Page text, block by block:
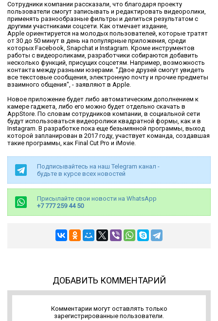
Сотрудники компании рассказали, что благодаря проекту
пользователи смогут записывать и редактировать видеоролики,
применять разнообразные фильтры и делиться результатом с
другими участниками соцсети. Как отмечает издание,
Apple ориентируется на молодых пользователей, которые тратят
от 30 до 50 минут в день на популярные приложения, среди
которых Facebook, Snapchat и Instagram. Кроме инструментов
работы с видеороликами, разработчики собираются добавить
несколько функций, присущих соцсетям. Например, возможность
контакта между разными юзерами. "Двое друзей смогут увидеть
все текстовые сообщения, электронную почту и прочие предметы
взаимного общения", - заявляют в Apple.
Новое приложение будет либо автоматическим дополнением к
камере гаджета, либо его можно будет отдельно скачать в
AppStore. По словам сотрудников компании, в социальной сети
будут использоваться видеоролики квадратной формы, как и в
Instagram. В разработке пока еще безымянной программы, выход
которой запланирован в 2017 году, участвует команда, создавшая
такие программы, как Final Cut Pro и iMovie.
Подписывайтесь на наш Telegram канал -
будьте в курсе всех новостей
Присылайте свои новости на WhatsApp
+7 777 259 44 50
ДОБАВИТЬ КОММЕНТАРИЙ
Комментарии могут оставлять только
зарегистрированные пользователи.